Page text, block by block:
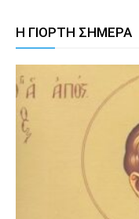
Η ΓΙΟΡΤΗ ΣΗΜΕΡΑ